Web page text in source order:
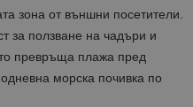
зона от външни посетители.
за ползване на чадъри и
превръща плажа пред
морска почивка по